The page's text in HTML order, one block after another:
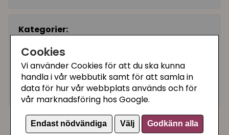
Cookies
Vi använder Cookies för att du ska kunna
handla i vår webbutik samt för att samla in
data för hur vår webbplats används och för
vår marknadsföring hos Google.
Endast nödvändiga Välj Godkänn alla
Kategorier:
Kattungetillbehör
Klösmöbler för kattungar
Klösträd och klösmöbel
Artikelnummer:81623
Våra kunder köpte även